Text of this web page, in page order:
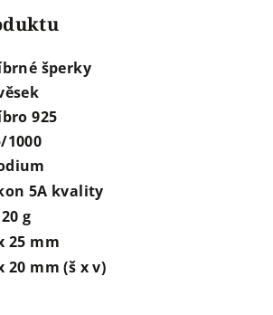
šperky
925
1000
5A kvality
g
25 mm
20 mm (š x v)